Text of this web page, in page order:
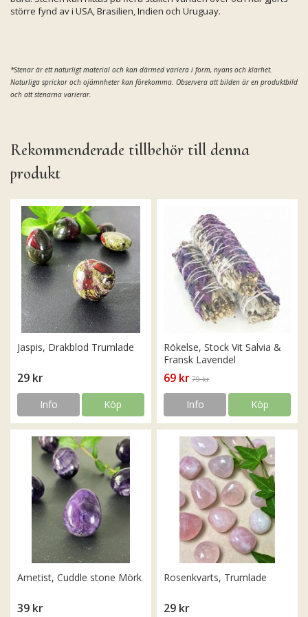
större fynd av i USA, Brasilien, Indien och Uruguay.
*Stenar är ett naturligt material och kan därmed variera i form, nyans och klarhet.
Naturliga sprickor och ojämnheter kan förekomma. Observera att bilden är en produktbild
och att stenarna varierar.
Rekommenderade tillbehör till denna
produkt
Jaspis, Drakblod Trumlade
29 kr
Info Köp
Rökelse, Stock Vit Salvia &
Fransk Lavendel
69 kr 79 kr
Info Köp
Ametist, Cuddle stone Mörk
39 kr
Rosenkvarts, Trumlade
29 kr